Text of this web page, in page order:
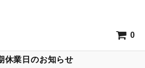
0
休業日のお知らせ